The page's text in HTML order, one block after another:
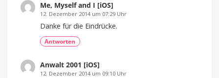
Me, Myself and I [iOS]
12. Dezember 2014 um 07:29 Uhr
Danke für die Eindrücke.
Antworten
Anwalt 2001 [iOS]
12. Dezember 2014 um 09:10 Uhr